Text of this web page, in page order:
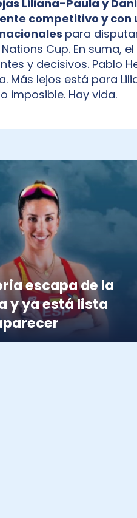
Liliana-Paula y
competitivo y con
para
Cup. En suma,
y decisivos. Pablo
lejos está para
imposible. Hay vida.
escapa de la
y ya está lista